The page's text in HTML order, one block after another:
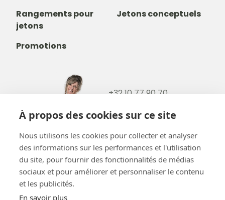
À propos des cookies sur ce site
Nous utilisons les cookies pour collecter et analyser
des informations sur les performances et l'utilisation
du site, pour fournir des fonctionnalités de médias
sociaux et pour améliorer et personnaliser le contenu
et les publicités.
En savoir plus
Rangements pour
jetons
Jetons conceptuels
Promotions
+32 10 77 90 70
info@b-token.eu
Facebook
Instagram
YouTube
LinkedIn